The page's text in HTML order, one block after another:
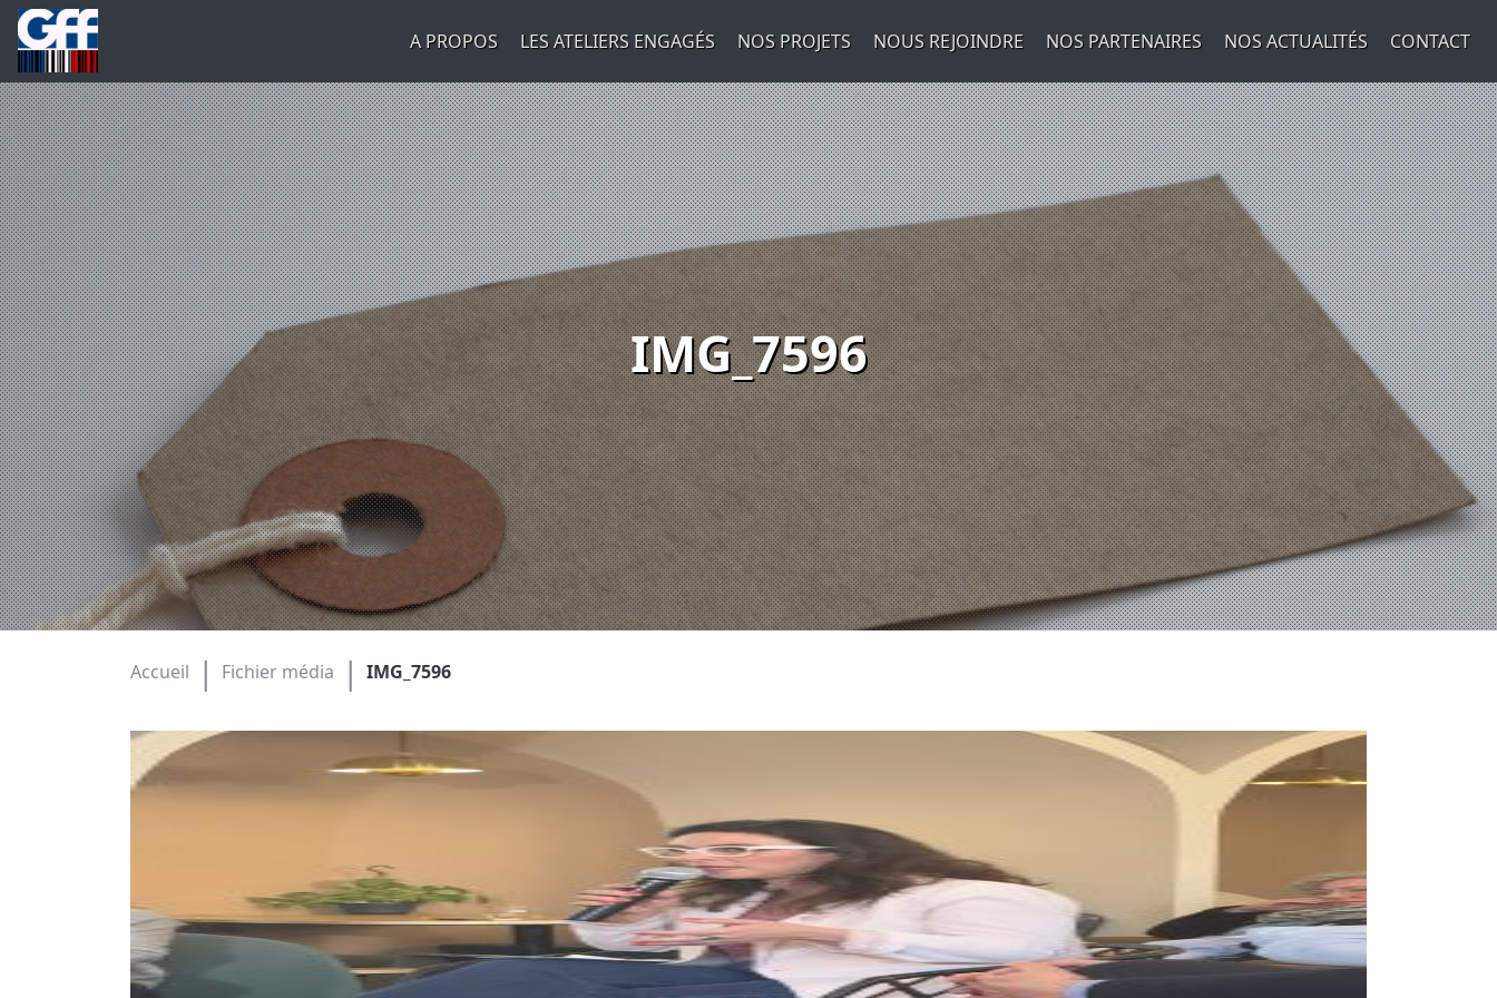
A PROPOS LES ATELIERS ENGAGÉS NOS PROJETS NOUS REJOINDRE NOS PARTENAIRES NOS ACTUALITÉS CONTACT
IMG_7596
Accueil | Fichier média | IMG_7596